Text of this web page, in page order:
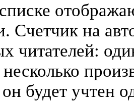
Счетчик на
читателей:
будет учтен